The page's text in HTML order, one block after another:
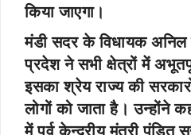
किया जाएगा।
मंडी सदर के विधायक अनिल
प्रदेश ने सभी क्षेत्रों में
इसका श्रेय राज्य की
लोगों को जाता है। उन्होंने
में पूर्व केन्द्रीय मंत्री